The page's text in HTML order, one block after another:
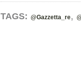
TAGS: @Gazzetta_re,